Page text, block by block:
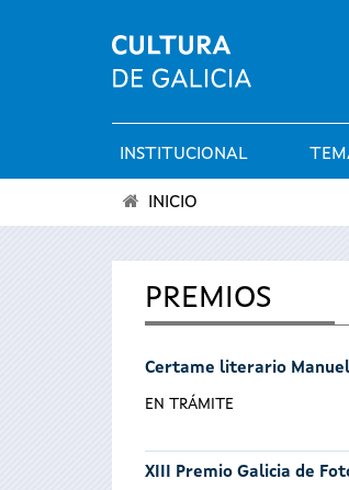
Menú
principal
INSTITUCIONAL
está
INICIO
PREMIOS
Certame literario
EN TRÁMITE
XIII Premio Galicia de